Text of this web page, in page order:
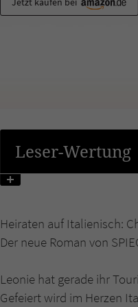
Leser-Wertung
Heiraten auf Italienisch:
Der neue Roman von
Leonie hat gerade ihr
Gefeiert wird im Herzen